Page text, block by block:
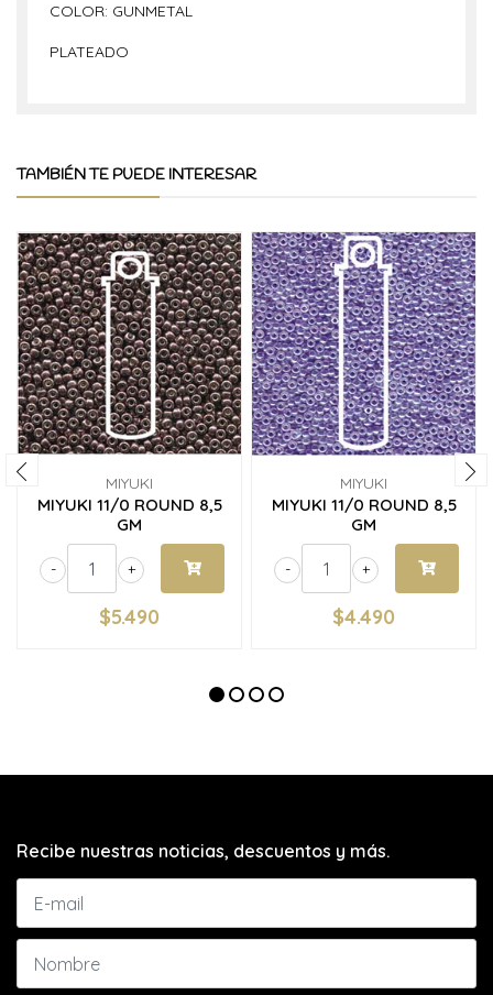
COLOR: GUNMETAL
PLATEADO
TAMBIÉN TE PUEDE INTERESAR
MIYUKI
MIYUKI 11/0 ROUND 8,5
GM
+
-
$5.490
MIYUKI
MIYUKI 11/0 ROUND 8,5
GM
+
-
$4.490
Recibe nuestras noticias, descuentos y más.